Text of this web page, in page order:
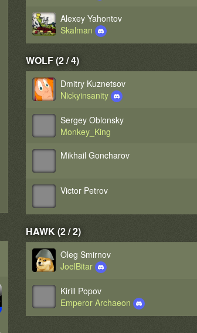
Alexey Yahontov
Skalman
WOLF (2 / 4)
Dmitry Kuznetsov
Nickyinsanity
Sergey Oblonsky
Monkey_King
Mikhail Goncharov
Victor Petrov
HAWK (2 / 2)
Oleg Smirnov
JoelBitar
Kirill Popov
Emperor Archaeon